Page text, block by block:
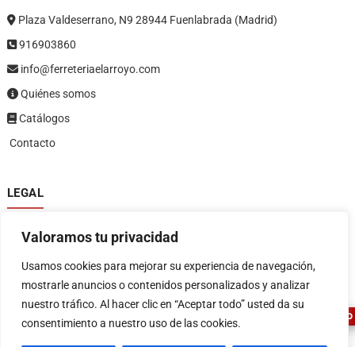
Valoramos tu privacidad
Usamos cookies para mejorar su experiencia de navegación,
mostrarle anuncios o contenidos personalizados y analizar
nuestro tráfico. Al hacer clic en “Aceptar todo” usted da su
consentimiento a nuestro uso de las cookies.
Plaza Valdeserrano, N9 28944 Fuenlabrada (Madrid)
916903860
info@ferreteriaelarroyo.com
Quiénes somos
Catálogos
Contacto
LEGAL
Política de privacidad
Política de devoluciones y reembolsos
Términos y condiciones
ASESOR FERRETERO